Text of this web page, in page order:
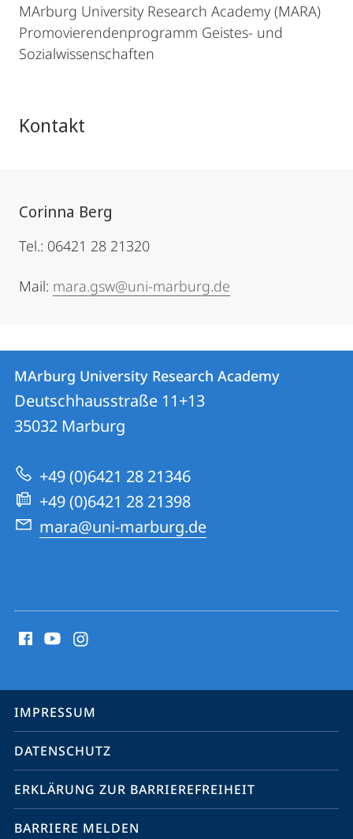
MArburg University Research Academy (MARA)
Promovierendenprogramm Geistes- und
Sozialwissenschaften
Kontakt
Corinna Berg
Tel.: 06421 28 21320
Mail: mara.gsw@uni-marburg.de
Kontakt
und
Informationen
zur
Website
Kontaktinformationen
MArburg
University
Research
Academy
MArburg University Research Academy
Deutschhausstraße 11+13
35032 Marburg
+49 (0)6421 28 21346
+49 (0)6421 28 21398
mara@uni-marburg.de
Media
Service-
Navigation
IMPRESSUM
DATENSCHUTZ
ERKLÄRUNG ZUR BARRIEREFREIHEIT
BARRIERE MELDEN